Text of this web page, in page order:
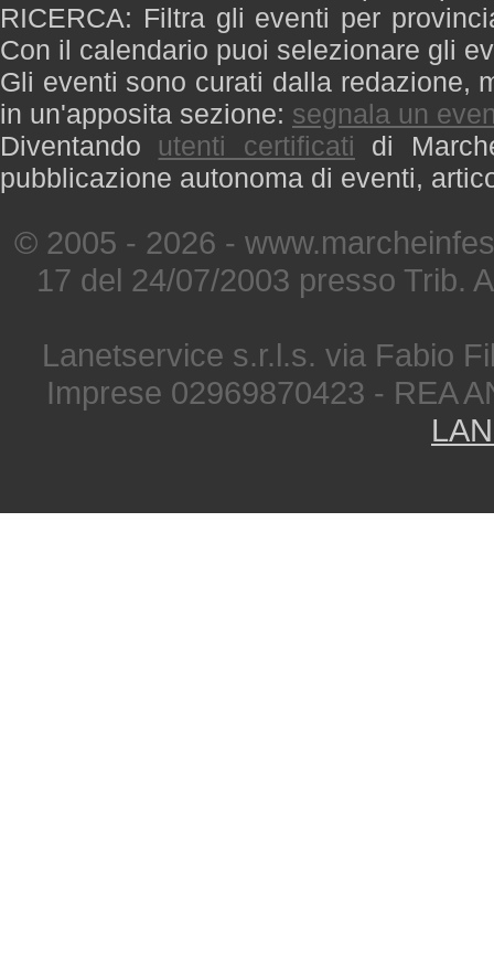
RICERCA: Filtra gli eventi per
Con il calendario puoi selezionare gli
Gli eventi sono curati dalla redazione,
in un'apposita sezione: segnala un
Diventando utenti certificati di
pubblicazione autonoma di eventi,
© 2005 - 2026 -
17 del 24/07/2003 presso Trib.
Lanetservice s.r.l.s. via Fabio
Imprese 02969870423 - REA